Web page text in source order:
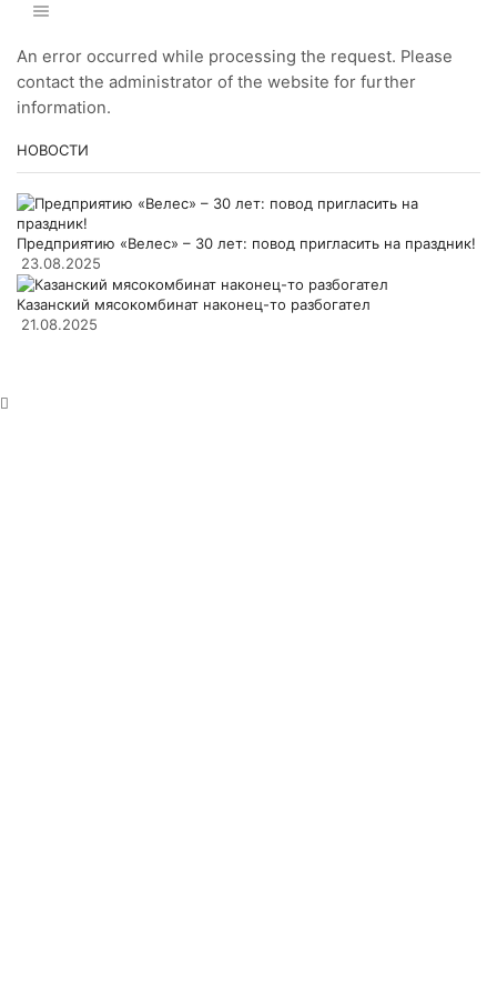
An error occurred while processing the request. Please
contact the administrator of the website for further
information.
НОВОСТИ
Предприятию «Велес» – 30 лет: повод пригласить на праздник!
23.08.2025
Казанский мясокомбинат наконец-то разбогател
21.08.2025